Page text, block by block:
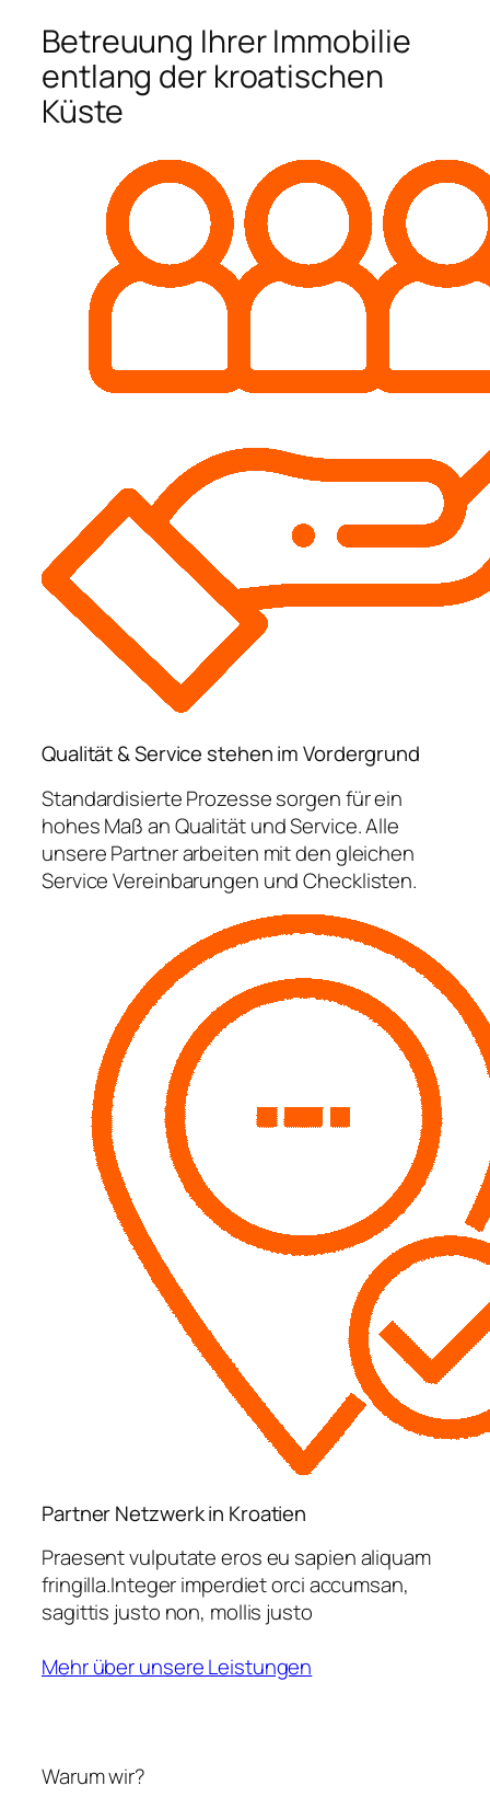
Betreuung Ihrer Immobilie
entlang der kroatischen
Küste
Qualität & Service stehen im Vordergrund
Standardisierte Prozesse sorgen für ein
hohes Maß an Qualität und Service. Alle
unsere Partner arbeiten mit den gleichen
Service Vereinbarungen und Checklisten.
Partner Netzwerk in Kroatien
Praesent vulputate eros eu sapien aliquam
fringilla.Integer imperdiet orci accumsan,
sagittis justo non, mollis justo
Mehr über unsere Leistungen
Warum wir?